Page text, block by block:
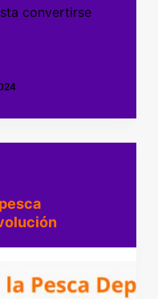
convertirse